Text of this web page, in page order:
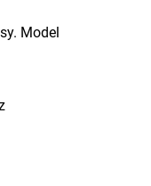
Model